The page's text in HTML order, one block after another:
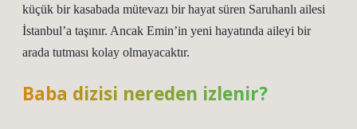
küçük bir kasabada mütevazı bir hayat süren Saruhanlı ailesi
İstanbul’a taşınır. Ancak Emin’in yeni hayatında aileyi bir
arada tutması kolay olmayacaktır.
Baba dizisi nereden izlenir?